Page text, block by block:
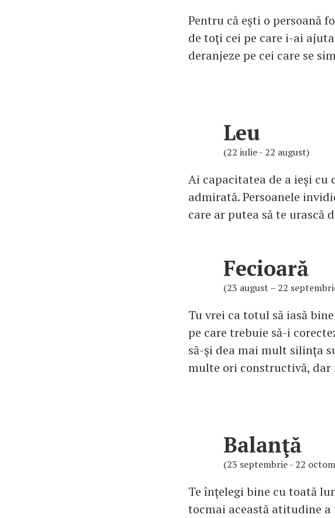
Pentru că eşti o persoană
de toţi cei pe care i-ai
deranjeze pe cei care se
Leu
(22 iulie - 22 august)
Ai capacitatea de a ieşi cu
admirată. Persoanele
care ar putea să te urască
Fecioară
(23 august – 22
Tu vrei ca totul să iasă
pe care trebuie să-i
să-şi dea mai mult silinţa
multe ori constructivă, dar
Balanţă
(23 septembrie - 22
Te înţelegi bine cu toată
tocmai această atitudine